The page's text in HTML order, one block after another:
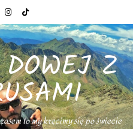
Z
to my kręcimy się po świecie